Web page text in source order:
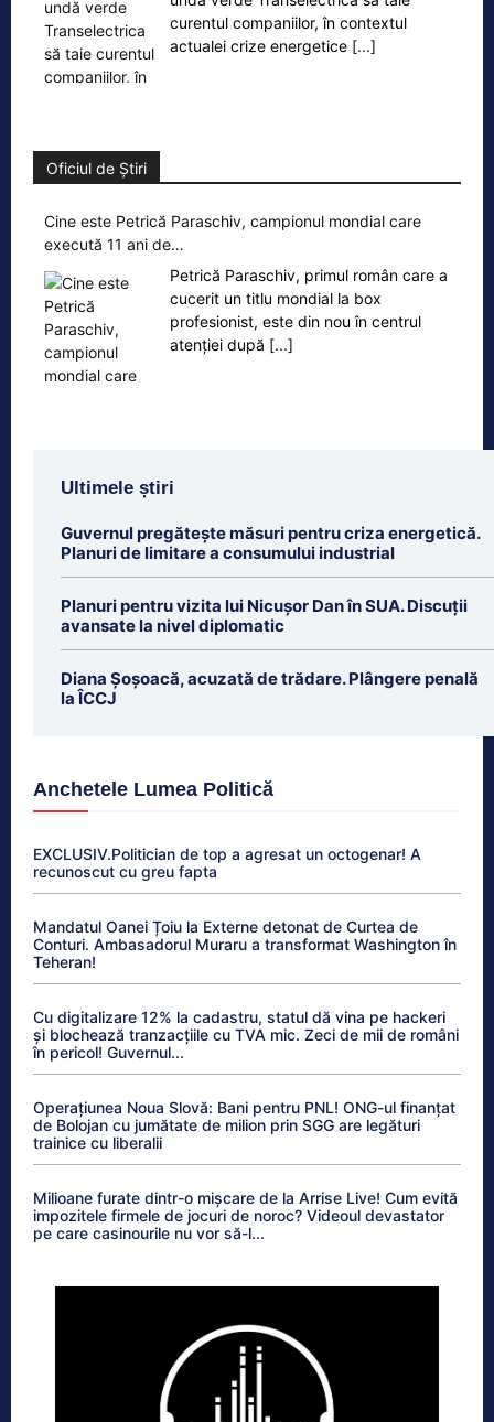
curentul companiilor, în contextul
actualei crize energetice [...]
Oficiul de Știri
Cine este Petrică Paraschiv, campionul mondial care
execută 11 ani de…
Petrică Paraschiv, primul român care a
cucerit un titlu mondial la box
profesionist, este din nou în centrul
atenției după [...]
Ultimele știri
Guvernul pregătește măsuri pentru criza energetică.
Planuri de limitare a consumului industrial
Planuri pentru vizita lui Nicușor Dan în SUA. Discuții
avansate la nivel diplomatic
Diana Șoșoacă, acuzată de trădare. Plângere penală
la ÎCCJ
Anchetele Lumea Politică
EXCLUSIV.Politician de top a agresat un octogenar! A
recunoscut cu greu fapta
Mandatul Oanei Țoiu la Externe detonat de Curtea de
Conturi. Ambasadorul Muraru a transformat Washington în
Teheran!
Cu digitalizare 12% la cadastru, statul dă vina pe hackeri
și blochează tranzacțiile cu TVA mic. Zeci de mii de români
în pericol! Guvernul...
Operațiunea Noua Slovă: Bani pentru PNL! ONG-ul finanțat
de Bolojan cu jumătate de milion prin SGG are legături
trainice cu liberalii
Milioane furate dintr-o mișcare de la Arrise Live! Cum evită
impozitele firmele de jocuri de noroc? Videoul devastator
pe care casinourile nu vor să-l...